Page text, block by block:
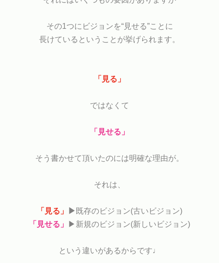
その1つにビジョンを“見せる”ことに
長けているということが挙げられます。
「見る」
ではなくて
「見せる」
そう書かせて頂いたのには明確な理由が。
それは、
「見る」 ▶︎ 既存のビジョン(古いビジョン)
「見せる」
▶︎新規のビジョン(新しいビジョン)
という違いがあるからです♩